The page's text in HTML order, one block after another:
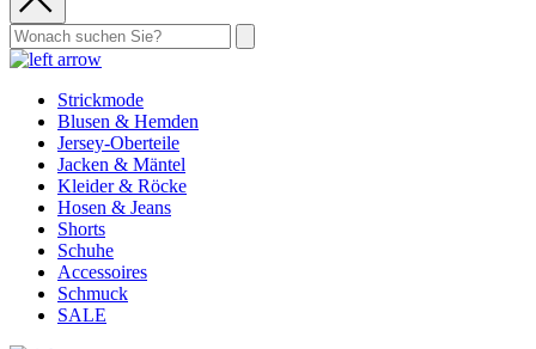
Strickmode
Blusen & Hemden
Jersey-Oberteile
Jacken & Mäntel
Kleider & Röcke
Hosen & Jeans
Shorts
Schuhe
Accessoires
Schmuck
SALE